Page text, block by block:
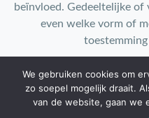
beïnvloed. Gedeeltelijke
even welke vorm of
toestemming
Contact:
We gebruiken cookies om
zo soepel mogelijk draait.
van de website, gaan we